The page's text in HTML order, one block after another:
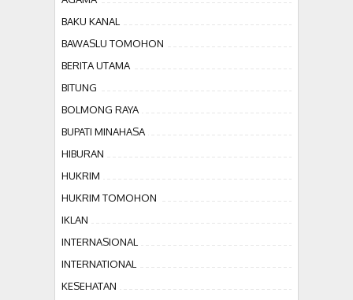
BAKU KANAL
BAWASLU TOMOHON
BERITA UTAMA
BITUNG
BOLMONG RAYA
BUPATI MINAHASA
HIBURAN
HUKRIM
HUKRIM TOMOHON
IKLAN
INTERNASIONAL
INTERNATIONAL
KESEHATAN